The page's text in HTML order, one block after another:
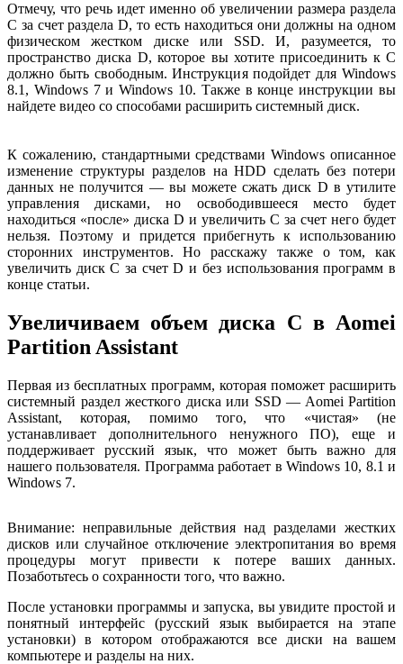
Отмечу, что речь идет именно об увеличении размера раздела
C за счет раздела D, то есть находиться они должны на одном
физическом жестком диске или SSD. И, разумеется, то
пространство диска D, которое вы хотите присоединить к C
должно быть свободным. Инструкция подойдет для Windows
8.1, Windows 7 и Windows 10. Также в конце инструкции вы
найдете видео со способами расширить системный диск.
К сожалению, стандартными средствами Windows описанное
изменение структуры разделов на HDD сделать без потери
данных не получится — вы можете сжать диск D в утилите
управления дисками, но освободившееся место будет
находиться «после» диска D и увеличить C за счет него будет
нельзя. Поэтому и придется прибегнуть к использованию
сторонних инструментов. Но расскажу также о том, как
увеличить диск C за счет D и без использования программ в
конце статьи.
Увеличиваем объем диска C в Aomei
Partition Assistant
Первая из бесплатных программ, которая поможет расширить
системный раздел жесткого диска или SSD — Aomei Partition
Assistant, которая, помимо того, что «чистая» (не
устанавливает дополнительного ненужного ПО), еще и
поддерживает русский язык, что может быть важно для
нашего пользователя. Программа работает в Windows 10, 8.1 и
Windows 7.
Внимание: неправильные действия над разделами жестких
дисков или случайное отключение электропитания во время
процедуры могут привести к потере ваших данных.
Позаботьтесь о сохранности того, что важно.
После установки программы и запуска, вы увидите простой и
понятный интерфейс (русский язык выбирается на этапе
установки) в котором отображаются все диски на вашем
компьютере и разделы на них.